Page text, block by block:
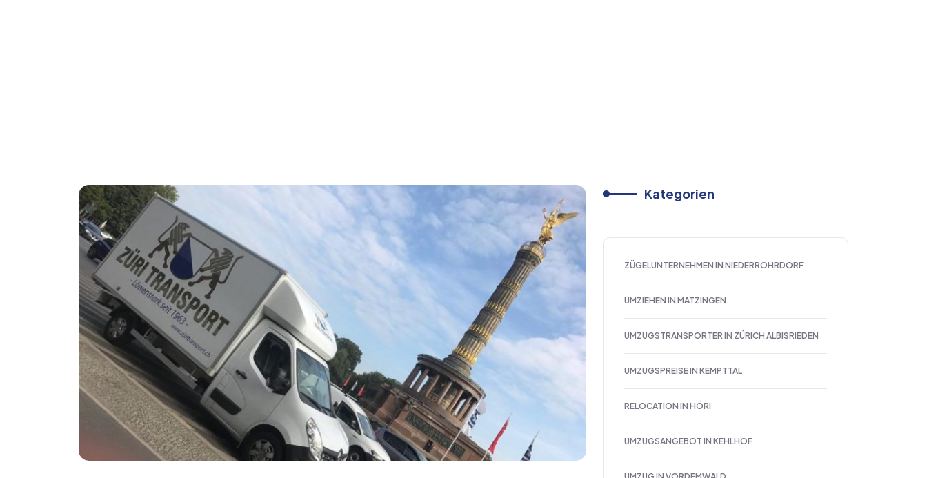
Kategorien
ZÜGELUNTERNEHMEN IN NIEDERROHRDORF
UMZIEHEN IN MATZINGEN
UMZUGSTRANSPORTER IN ZÜRICH ALBISRIEDEN
UMZUGSPREISE IN KEMPTTAL
RELOCATION IN HÖRI
UMZUGSANGEBOT IN KEHLHOF